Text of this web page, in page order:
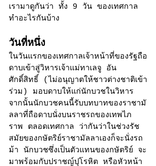
เรามาดูกันว่า ทั้ง 9 วัน ของเทศกาล
ทำอะไรกันบ้าง
วันที่หนึ่ง
ในวันแรกของเทศกาลเจ้าหน้าที่ของรัฐถือ
ดาบเข้าสู่วิหารเจ้าแม่ทาเลจู อัน
ศักดิ์สิทธิ์ (ไม่อนุญาตให้ชาวต่างชาติเข้า
ร่วม) มอบดาบให้แก่นักบวชในวิหาร
จากนั้นนักบวชคนนี้รับบทบาทของราชามั
ลลาที่ถือดาบนั่งบนราชรถของเทพไภ
ราพ ตลอดเทศกาล ว่ากันว่าในช่วงรัช
สมัยของกษัตริย์ราชามัลลาเองก็จะนั่งรถ
ม้า นักบวชซึ่งเป็นตัวแทนของกษัตริย์ จะ
มาพร้อมกับปราชญ์ปุโรหิต หรือหัวหน้า